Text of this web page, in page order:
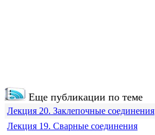
Еще публикации по теме
Лекция 20. Заклепочные соединения
Лекция 19. Сварные соединения